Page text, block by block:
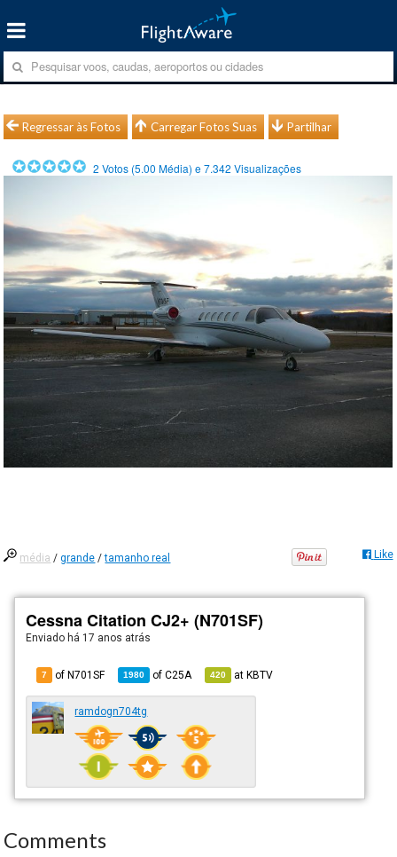
Regressar às Fotos Carregar Fotos Suas Partilhar
2 Votos (5.00 Média) e7.342 Visualizações
média /grande /tamanho real Like
Cessna Citation CJ2+ (N701SF)
Enviado há 17 anos atrás
7 of N701SF 1980 ofC25A 420 atKBTV
ramdogn704tg
Comments